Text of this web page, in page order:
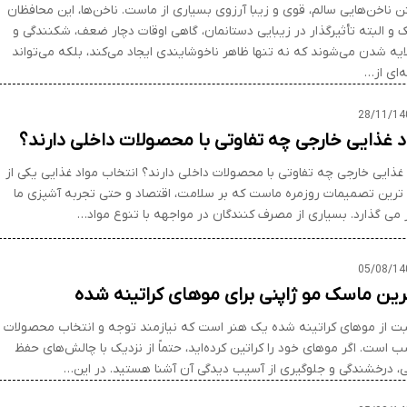
ناخن‌هایی سالم، قوی و زیبا آرزوی بسیاری از ماست. ناخن‌ها، این محافظان
و البته تأثیرگذار در زیبایی دستانمان، گاهی اوقات دچار ضعف، شکنندگی و
شدن می‌شوند که نه تنها ظاهر ناخوشایندی ایجاد می‌کند، بلکه می‌تواند
از…
28/11/
غذایی خارجی چه تفاوتی با محصولات داخلی دارند؟
غذایی خارجی چه تفاوتی با محصولات داخلی دارند؟ انتخاب مواد غذایی یکی از
تصمیمات روزمره ماست که بر سلامت، اقتصاد و حتی تجربه آشپزی ما
می گذارد. بسیاری از مصرف کنندگان در مواجهه با تنوع مواد…
05/08/
ماسک مو ژاپنی برای موهای کراتینه شده
از موهای کراتینه شده یک هنر است که نیازمند توجه و انتخاب محصولات
است. اگر موهای خود را کراتین کرده‌اید، حتماً از نزدیک با چالش‌های حفظ
درخشندگی و جلوگیری از آسیب دیدگی آن آشنا هستید. در این…